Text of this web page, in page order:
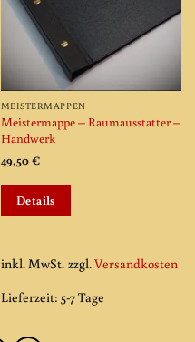
MEISTERMAPPEN
Meistermappe – Raumausstatter –
Handwerk
49,50€
Details
Varianten
Die
inkl. MwSt. zzgl.Versandkosten
Lieferzeit: 5-7 Tage